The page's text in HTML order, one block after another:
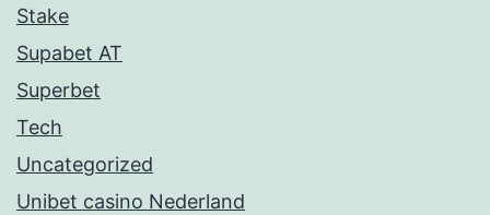
Stake
Supabet AT
Superbet
Tech
Uncategorized
Unibet casino Nederland